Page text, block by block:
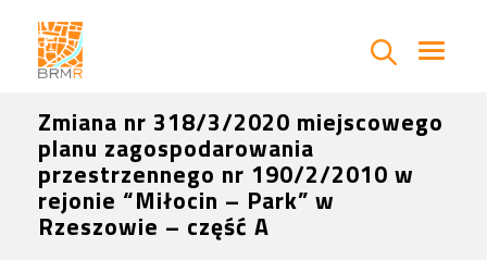
Zmiana nr 318/3/2020 miejscowego
planu zagospodarowania
przestrzennego nr 190/2/2010 w
rejonie “Miłocin – Park” w
Rzeszowie – część A